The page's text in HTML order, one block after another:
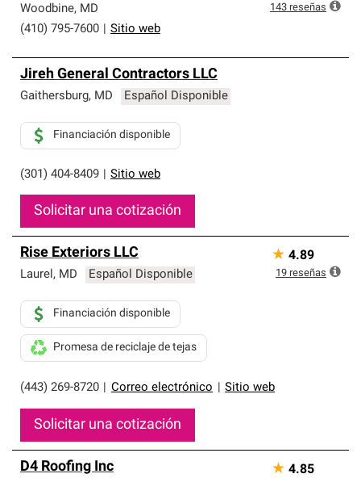
que cumplen con altos estándares y requisitos estrictos
de profesionalismo y confiabilidad.
Woodbine, MD
(410) 795-7600
Sitio web
143 reseñas
Jireh General Contractors LLC
Gaithersburg, MD Español Disponible
(301) 404-8409 Sitio web
Financiación disponible
Solicitar una cotización
Rise Exteriors LLC
Laurel, MD Español Disponible
(443) 269-8720 Correo electrónico Sitio web
Financiación disponible
Promesa de reciclaje de tejas
Solicitar una cotización
★ 4.89
19 reseñas
D4 Roofing Inc ★ 4.85